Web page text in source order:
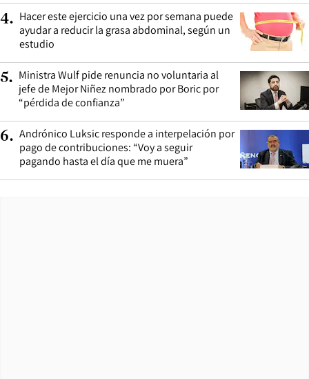
4. Hacer este ejercicio una vez por semana puede
ayudar a reducir la grasa abdominal, según un
estudio
5. Ministra Wulf pide renuncia no voluntaria al
jefe de Mejor Niñez nombrado por Boric por
“pérdida de confianza”
6. Andrónico Luksic responde a interpelación por
pago de contribuciones: “Voy a seguir
pagando hasta el día que me muera”